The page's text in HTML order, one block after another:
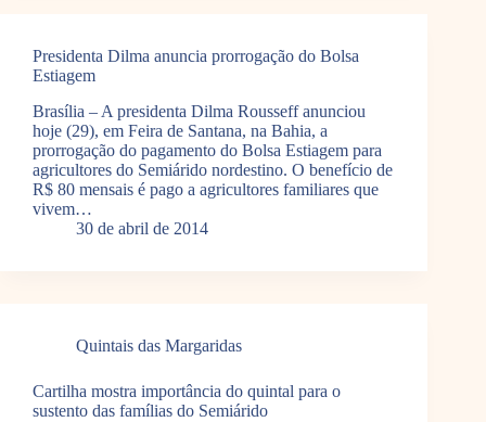
Presidenta Dilma anuncia prorrogação do Bolsa
Estiagem
Brasília – A presidenta Dilma Rousseff anunciou
hoje (29), em Feira de Santana, na Bahia, a
prorrogação do pagamento do Bolsa Estiagem para
agricultores do Semiárido nordestino. O benefício de
R$ 80 mensais é pago a agricultores familiares que
vivem…
30 de abril de 2014
Quintais das Margaridas
Cartilha mostra importância do quintal para o
sustento das famílias do Semiárido